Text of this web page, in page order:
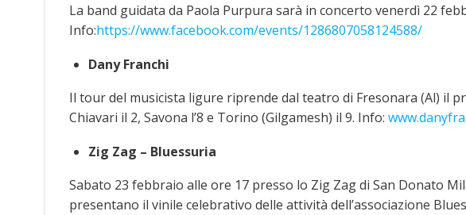
La band guidata da Paola Purpura sarà in concerto venerdì 22
Info:https://www.facebook.com/events/1286807058124588/
Dany Franchi
Il tour del musicista ligure riprende dal teatro di Fresonara (Al) il
Chiavari il 2, Savona l’8 e Torino (Gilgamesh) il 9. Info:
Zig Zag – Bluessuria
Sabato 23 febbraio alle ore 17 presso lo Zig Zag di San Donato
presentano il vinile celebrativo delle attività dell’associazione